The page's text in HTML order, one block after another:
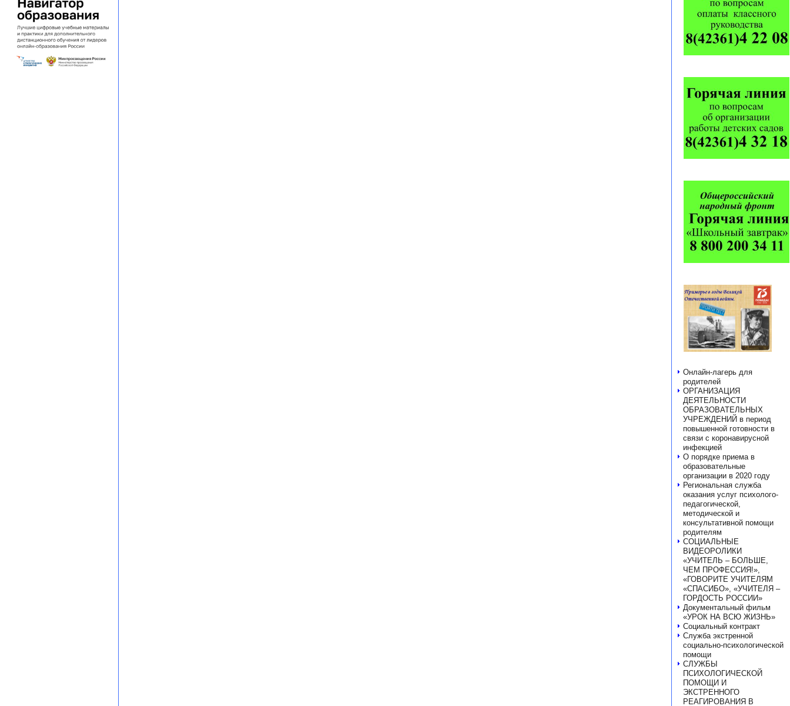
Онлайн-лагерь для
родителей
ОРГАНИЗАЦИЯ
ДЕЯТЕЛЬНОСТИ
ОБРАЗОВАТЕЛЬНЫХ
УЧРЕЖДЕНИЙ в период
повышенной готовности в
связи с коронавирусной
инфекцией
О порядке приема в
образовательные
организации в 2020 году
Региональная служба
оказания услуг психолого-
педагогической,
методической и
консультативной помощи
родителям
СОЦИАЛЬНЫЕ
ВИДЕОРОЛИКИ
«УЧИТЕЛЬ – БОЛЬШЕ,
ЧЕМ ПРОФЕССИЯ!»,
«ГОВОРИТЕ УЧИТЕЛЯМ
«СПАСИБО», «УЧИТЕЛЯ –
ГОРДОСТЬ РОССИИ»
Документальный фильм
«УРОК НА ВСЮ ЖИЗНЬ»
Социальный контракт
Служба экстренной
социально-психологической
помощи
СЛУЖБЫ
ПСИХОЛОГИЧЕСКОЙ
ПОМОЩИ И
ЭКСТРЕННОГО
РЕАГИРОВАНИЯ В